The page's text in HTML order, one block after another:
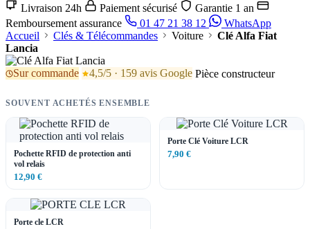
Livraison 24h
Paiement sécurisé
Garantie 1 an
Remboursement assurance
01 47 21 38 12
WhatsApp
Accueil
Clés & Télécommandes Voiture
Clé Alfa Fiat
Lancia
Sur commande 4,5/5 · 159 avis Google Pièce constructeur
SOUVENT ACHETÉS ENSEMBLE
Pochette RFID de protection anti
vol relais
12,90 €
Porte Clé Voiture LCR
7,90 €
Porte cle LCR